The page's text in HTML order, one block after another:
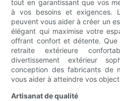
tout en garantissant que vos
à vos besoins et exigences.
peuvent vous aider à créer un
élégant qui maximise votre
offrant confort et détente.
retraite extérieure
divertissement extérieur
conception des fabricants de
vous aider à atteindre vos
Artisanat de qualité